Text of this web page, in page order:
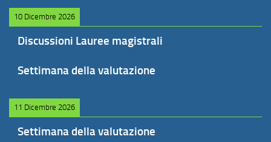
10 Dicembre 2026
Discussioni Lauree magistrali
Settimana della valutazione
11 Dicembre 2026
Settimana della valutazione